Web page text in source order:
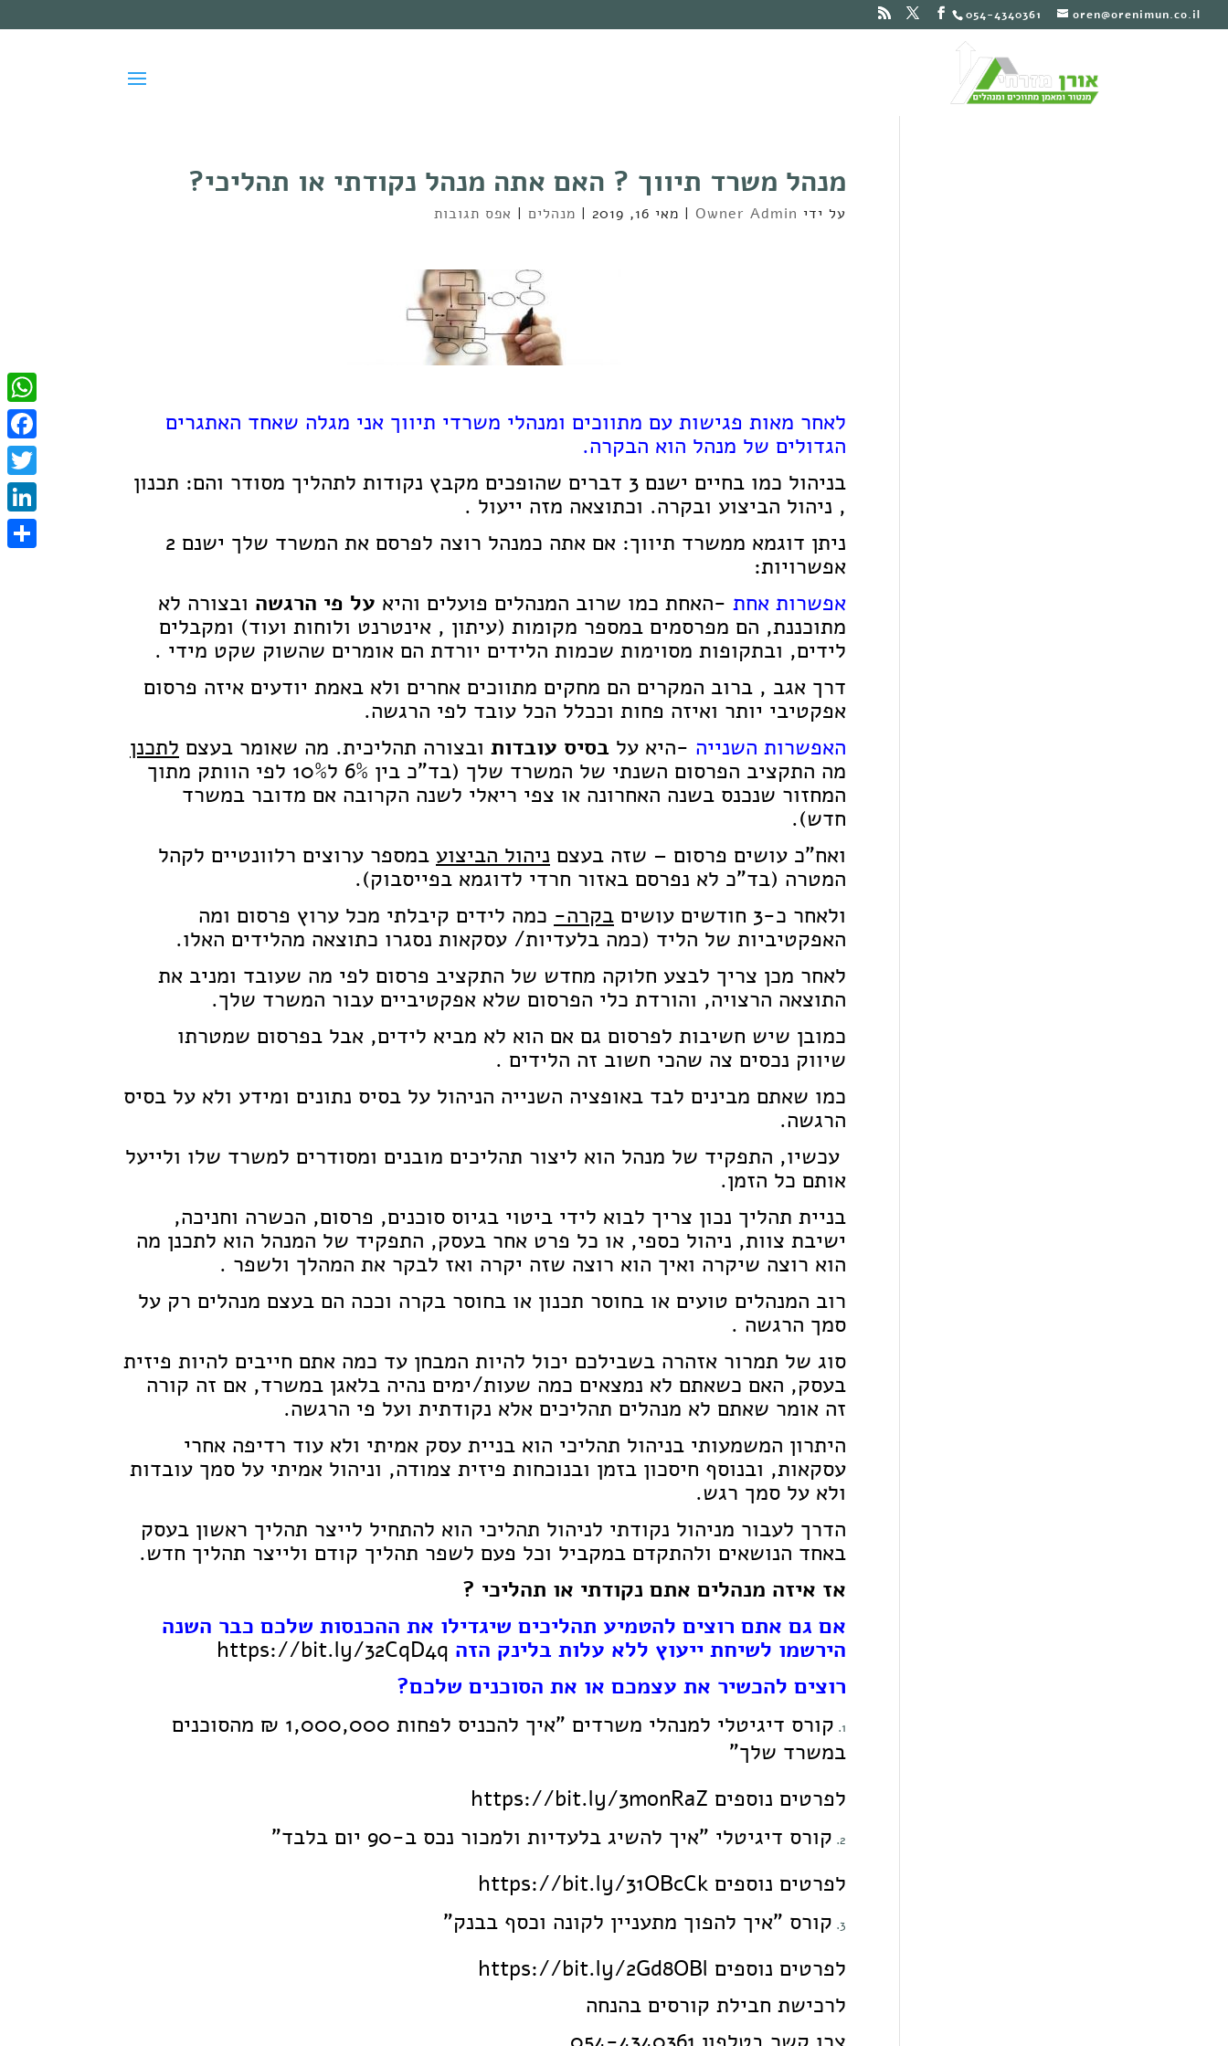
054-4340361 oren@orenimun.co.il
מנהל משרד תיווך ? האם אתה מנהל נקודתי או תהליכי?
על ידי Owner Admin
| מאי 16, 2019 | מנהלים| אפס תגובות
לאחר מאות פגישות עם מתווכים ומנהלי משרדי תיווך אני מגלה שאחד האתגרים
הגדולים של מנהל הוא הבקרה.
בניהול כמו בחיים ישנם 3 דברים שהופכים מקבץ נקודות לתהליך מסודר והם: תכנון
, ניהול הביצוע ובקרה. וכתוצאה מזה ייעול .
ניתן דוגמא ממשרד תיווך: אם אתה כמנהל רוצה לפרסם את המשרד שלך ישנם 2
אפשרויות:
אפשרות אחת-האחת כמו שרוב המנהלים פועלים והיא על פי הרגשה ובצורה לא
מתוכננת, הם מפרסמים במספר מקומות (עיתון , אינטרנט ולוחות ועוד) ומקבלים
לידים, ובתקופות מסוימות שכמות הלידים יורדת הם אומרים שהשוק שקט מידי .
דרך אגב , ברוב המקרים הם מחקים מתווכים אחרים ולא באמת יודעים איזה פרסום
אפקטיבי יותר ואיזה פחות וככלל הכל עובד לפי הרגשה.
האפשרות השנייה -היא על בסיס עובדות ובצורה תהליכית. מה שאומר בעצם לתכנן
מה התקציב הפרסום השנתי של המשרד שלך (בד"כ בין 6% ל10% לפי הוותק מתוך
המחזור שנכנס בשנה האחרונה או צפי ריאלי לשנה הקרובה אם מדובר במשרד
חדש).
ואח"כ עושים פרסום – שזה בעצם ניהול הביצועבמספר ערוצים רלוונטיים לקהל
המטרה (בד"כ לא נפרסם באזור חרדי לדוגמא בפייסבוק).
ולאחר כ-3 חודשים עושים
בקרה- כמה לידים קיבלתי מכל ערוץ פרסום ומה
האפקטיביות של הליד (כמה בלעדיות/ עסקאות נסגרו כתוצאה מהלידים האלו.
לאחר מכן צריך לבצע חלוקה מחדש של התקציב פרסום לפי מה שעובד ומניב את
התוצאה הרצויה, והורדת כלי הפרסום שלא אפקטיביים עבור המשרד שלך.
כמובן שיש חשיבות לפרסום גם אם הוא לא מביא לידים, אבל בפרסום שמטרתו
שיווק נכסים צה שהכי חשוב זה הלידים .
כמו שאתם מבינים לבד באופציה השנייה הניהול על בסיס נתונים ומידע ולא על בסיס
הרגשה.
עכשיו, התפקיד של מנהל הוא ליצור תהליכים מובנים ומסודרים למשרד שלו ולייעל
אותם כל הזמן.
בניית תהליך נכון צריך לבוא לידי ביטוי בגיוס סוכנים, פרסום, הכשרה וחניכה,
ישיבת צוות, ניהול כספי, או כל פרט אחר בעסק, התפקיד של המנהל הוא לתכנן מה
הוא רוצה שיקרה ואיך הוא רוצה שזה יקרה ואז לבקר את המהלך ולשפר .
רוב המנהלים טועים או בחוסר תכנון או בחוסר בקרה וככה הם בעצם מנהלים רק על
סמך הרגשה .
סוג של תמרור אזהרה בשבילכם יכול להיות המבחן עד כמה אתם חייבים להיות פיזית
בעסק, האם כשאתם לא נמצאים כמה שעות/ימים נהיה בלאגן במשרד, אם זה קורה
זה אומר שאתם לא מנהלים תהליכים אלא נקודתית ועל פי הרגשה.
היתרון המשמעותי בניהול תהליכי הוא בניית עסק אמיתי ולא עוד רדיפה אחרי
עסקאות, ובנוסף חיסכון בזמן ובנוכחות פיזית צמודה, וניהול אמיתי על סמך עובדות
ולא על סמך רגש.
הדרך לעבור מניהול נקודתי לניהול תהליכי הוא להתחיל לייצר תהליך ראשון בעסק
באחד הנושאים ולהתקדם במקביל וכל פעם לשפר תהליך קודם ולייצר תהליך חדש.
אז איזה מנהלים אתם נקודתי או תהליכי ?
אם גם אתם רוצים להטמיע תהליכים שיגדילו את ההכנסות שלכם כבר השנה
הירשמו לשיחת ייעוץ ללא עלות בלינק הזה
רוצים להכשיר את עצמכם או את הסוכנים שלכם?
קורס דיגיטלי למנהלי משרדים "איך להכניס לפחות 1,000,000 ₪ מהסוכנים
במשרד שלך"
לפרטים נוספים
קורס דיגיטלי "איך להשיג בלעדיות ולמכור נכס ב-90 יום בלבד"
לפרטים נוספים
קורס "איך להפוך מתעניין לקונה וכסף בבנק"
לפרטים נוספים
לרכישת חבילת קורסים בהנחה